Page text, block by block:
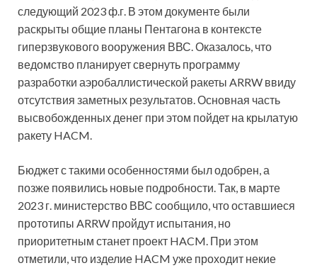
следующий 2023 ф.г. В этом документе были
раскрыты общие планы Пентагона в контексте
гиперзвукового вооружения ВВС. Оказалось, что
ведомство планирует свернуть программу
разработки аэробаллистической ракеты ARRW ввиду
отсутствия заметных результатов. Основная часть
высвобожденных денег при этом пойдет на крылатую
ракету HACM.
Бюджет с такими особенностями был одобрен, а
позже появились новые подробности. Так, в марте
2023 г. министерство ВВС сообщило, что оставшиеся
прототипы ARRW пройдут испытания, но
приоритетным станет проект HACM. При этом
отметили, что изделие HACM уже проходит некие